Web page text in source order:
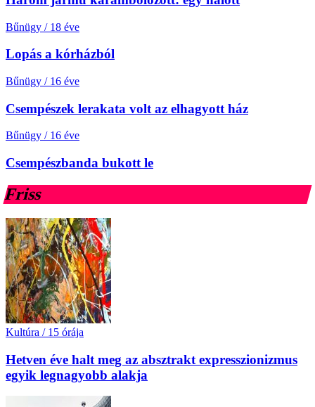
Bűnügy / 18 éve
Lopás a kórházból
Bűnügy / 16 éve
Csempészek lerakata volt az elhagyott ház
Bűnügy / 16 éve
Csempészbanda bukott le
Friss
Kultúra / 15 órája
Hetven éve halt meg az absztrakt expresszionizmus
egyik legnagyobb alakja